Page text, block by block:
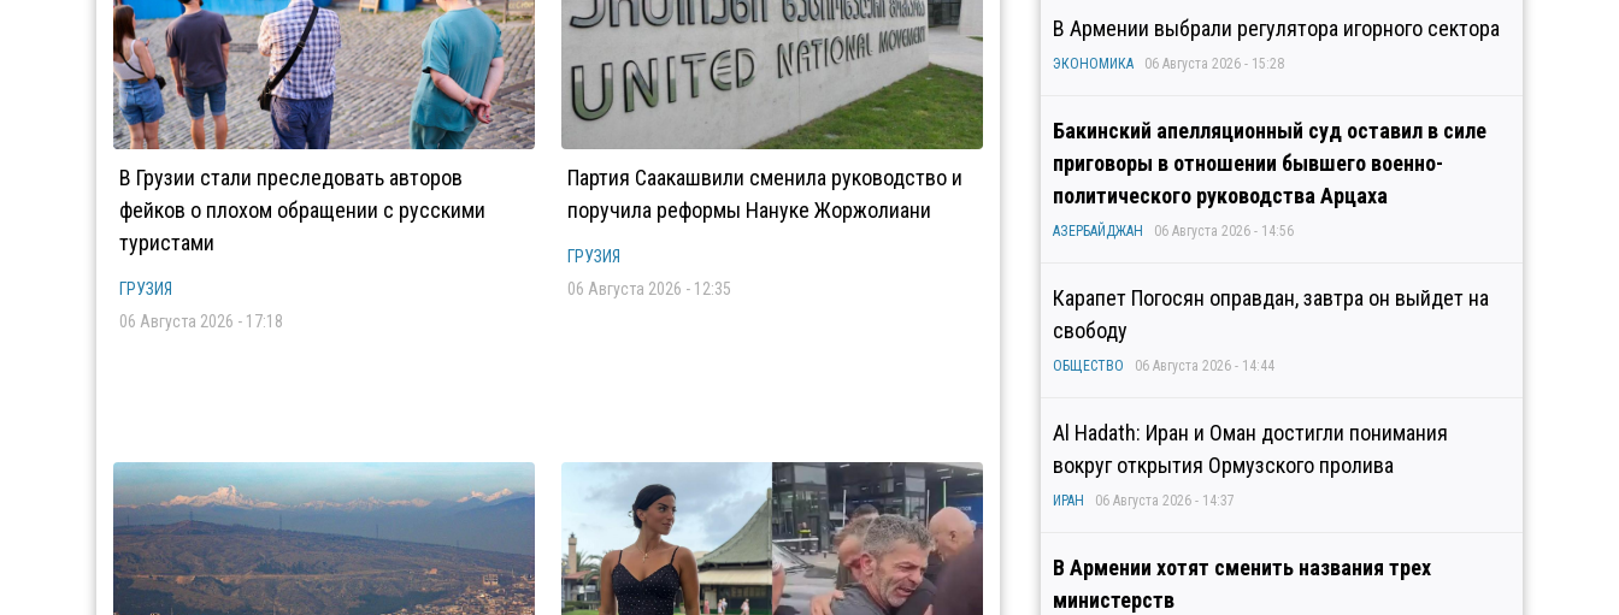
В Грузии стали преследовать авторов
фейков о плохом обращении с русскими
туристами
ГРУЗИЯ
06 Августа 2026 - 17:18
Партия Саакашвили сменила руководство и
поручила реформы Нануке Жоржолиани
ГРУЗИЯ
06 Августа 2026 - 12:35
В Армении выбрали регулятора игорного сектора
ЭКОНОМИКА 06 Августа 2026 - 15:28
Бакинский апелляционный суд оставил в силе
приговоры в отношении бывшего военно-
политического руководства Арцаха
АЗЕРБАЙДЖАН 06 Августа 2026 - 14:56
Карапет Погосян оправдан, завтра он выйдет на
свободу
ОБЩЕСТВО 06 Августа 2026 - 14:44
Al Hadath: Иран и Оман достигли понимания
вокруг открытия Ормузского пролива
ИРАН 06 Августа 2026 - 14:37
В Армении хотят сменить названия трех
министерств